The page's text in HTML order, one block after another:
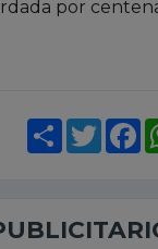
por
Share